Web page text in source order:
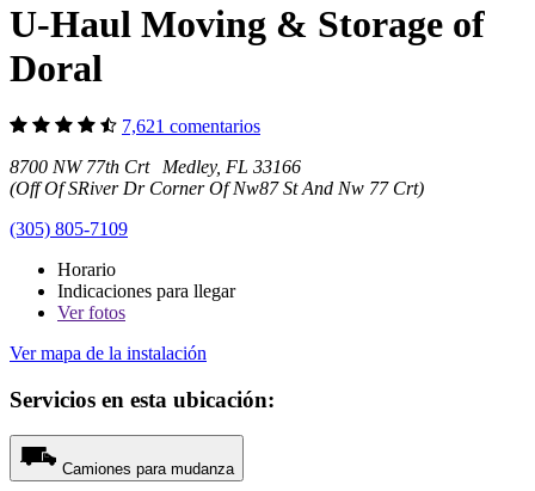
U-Haul Moving & Storage of
Doral
7,621 comentarios
8700 NW 77th Crt Medley, FL 33166
(Off Of SRiver Dr Corner Of Nw87 St And Nw 77 Crt)
(305) 805-7109
Horario
Indicaciones para llegar
Verfotos
Ver mapa de la instalación
Servicios en esta ubicación:
Camiones para mudanza